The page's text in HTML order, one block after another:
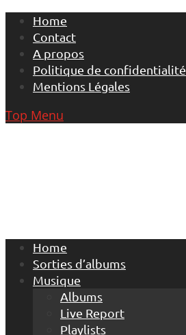
Skip
content
Home
Contact
A propos
Politique de confidentialité
Mentions Légales
Top Menu
Home
Sorties d’albums
Musique
Albums
Live Report
Playlists